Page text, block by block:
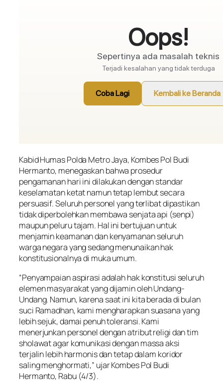
Kabid Humas Polda Metro Jaya, Kombes Pol Budi
Hermanto, menegaskan bahwa prosedur
pengamanan hari ini dilakukan dengan standar
keselamatan ketat namun tetap lembut secara
persuasif. Seluruh personel yang terlibat dipastikan
tidak diperbolehkan membawa senjata api (senpi)
maupun peluru tajam. Hal ini bertujuan untuk
menjamin keamanan dan kenyamanan seluruh
warga negara yang sedang menunaikan hak
konstitusionalnya di muka umum.
“Penyampaian aspirasi adalah hak konstitusi seluruh
elemen masyarakat yang dijamin oleh Undang-
Undang. Namun, karena saat ini kita berada di bulan
suci Ramadhan, kami mengharapkan suasana yang
lebih sejuk, damai penuh toleransi. Kami
menerjunkan personel dengan atribut religi dan tim
sholawat agar komunikasi dengan massa aksi
terjalin lebih harmonis dan tetap dalam koridor
saling menghormati,” ujar Kombes Pol Budi
Hermanto, Rabu (4/3).